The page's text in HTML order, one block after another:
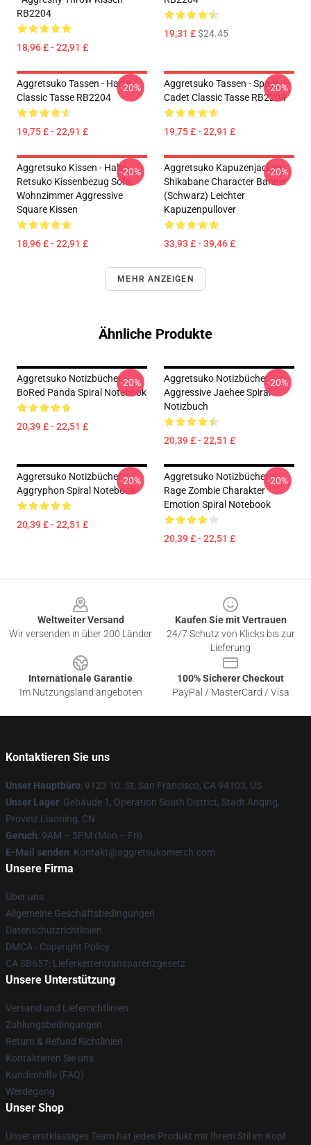
RB2204
18,96 £ - 22,91 £
19,31 £$24.45
Aggretsuko Tassen - Harte
Classic Tasse RB2204
19,75 £ - 22,91 £
-20%
Aggretsuko Tassen - Space
Cadet Classic Tasse RB2204
19,75 £ - 22,91 £
-20%
Aggretsuko Kissen - Hallo
Retsuko Kissenbezug Sofa
Wohnzimmer Aggressive
Square Kissen
18,96 £ - 22,91 £
-20%
Aggretsuko Kapuzenjacken -
Shikabane Character Banner
(Schwarz) Leichter
Kapuzenpullover
33,93 £ - 39,46 £
-20%
MEHR ANZEIGEN
Ähnliche Produkte
Aggretsuko Notizbücher -
BoRed Panda Spiral Notebook
20,39 £ - 22,51 £
-20%
Aggretsuko Notizbücher -
Aggressive Jaehee Spiral
Notizbuch
20,39 £ - 22,51 £
-20%
Aggretsuko Notizbücher -
Aggryphon Spiral Notebook
20,39 £ - 22,51 £
-20%
Aggretsuko Notizbücher -
Rage Zombie Charakter
Emotion Spiral Notebook
20,39 £ - 22,51 £
-20%
Weltweiter Versand
Wir versenden in über 200 Länder
Kaufen Sie mit Vertrauen
24/7 Schutz von Klicks bis zur
Lieferung
Internationale Garantie
Im Nutzungsland angeboten
100% Sicherer Checkout
PayPal / MasterCard / Visa
Kontaktieren Sie uns
Unser Hauptbüro: 9123 10. St, San Francisco, CA 94103, US
Unser Lager: Gebäude 1, Operation South District, Stadt Anqing,
Provinz Liaoning, CN
Geruch: 9AM – 5PM (Mon – Fri)
E-Mail senden: Kontakt@aggretsukomerch.com
Unsere Firma
Über uns
Allgemeine Geschäftsbedingungen
Datenschutzrichtlinien
DMCA - Copyright Policy
CA SB657: Lieferkettentransparenzgesetz
Unsere Unterstützung
Versand und Lieferrichtlinien
Zahlungsbedingungen
Return & Refund Richtlinien
Kontaktieren Sie uns
Kundenhilfe (FAQ)
Werdegang
Unser Shop
Unser erstklassiges Team hat jedes Produkt mit Ihrem Stil im Kopf